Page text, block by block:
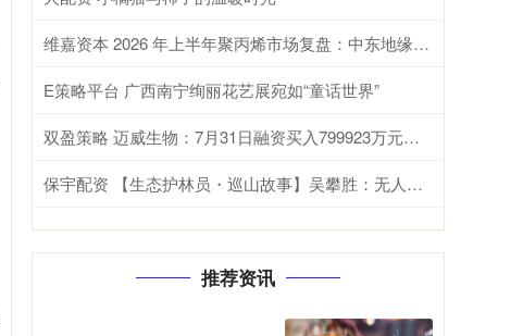
维嘉资本 2026 年上半年聚丙烯市场复盘：中东地缘冲突强势扭转长期宽松下行格局
E策略平台 广西南宁绚丽花艺展宛如“童话世界”
双盈策略 迈威生物：7月31日融资买入799923万元，融资融券余额487亿元
保宇配资 【生态护林员・巡山故事】吴攀胜：无人机＋镰刀巡航 把森林宠成宝_巡护_工作_自然保护区
推荐资讯